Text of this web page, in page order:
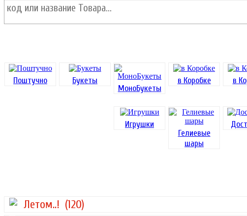
Поштучно Букеты
МоноБукеты
в Коробке
в
Игрушки
Гелиевые
шары
Летом..! (120)